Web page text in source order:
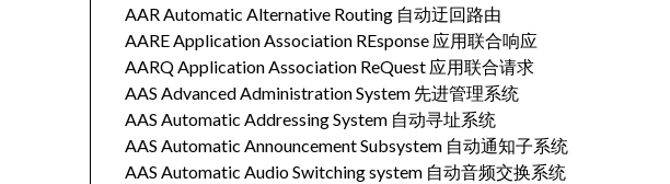
AAR Automatic Alternative Routing 自动迂回路由
AARE Application Association REsponse 应用联合响应
AARQ Application Association ReQuest 应用联合请求
AAS Advanced Administration System 先进管理系统
AAS Automatic Addressing System 自动寻址系统
AAS Automatic Announcement Subsystem 自动通知子系统
AAS Automatic Audio Switching system 自动音频交换系统